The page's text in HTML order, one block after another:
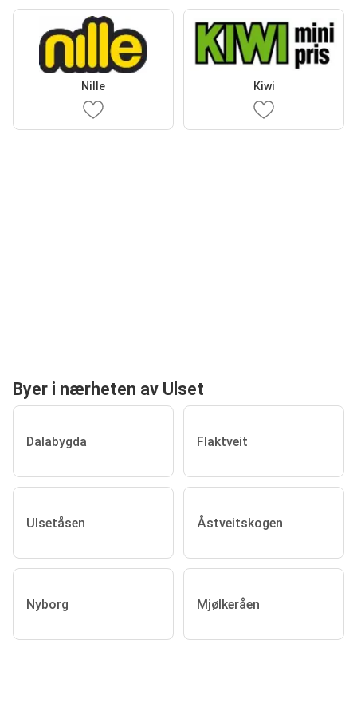
Nille Kiwi
Byer i nærheten av Ulset
Dalabygda Flaktveit
Ulsetåsen Åstveitskogen
Nyborg Mjølkeråen